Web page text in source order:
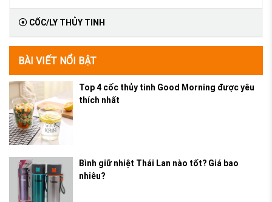
CỐC/LY THỦY TINH
BÀI VIẾT NỔI BẬT
Top 4 cốc thủy tinh Good Morning được yêu
thích nhất
Bình giữ nhiệt Thái Lan nào tốt? Giá bao
nhiêu?